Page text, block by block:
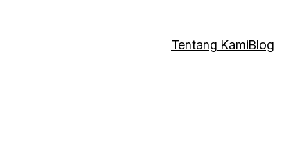
Tentang KamiBlog